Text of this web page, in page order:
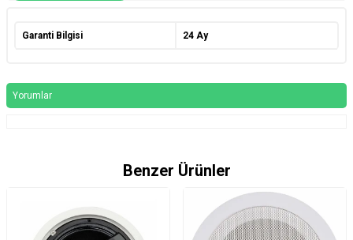
Garanti Bilgisi 24 Ay
Yorumlar
Benzer Ürünler